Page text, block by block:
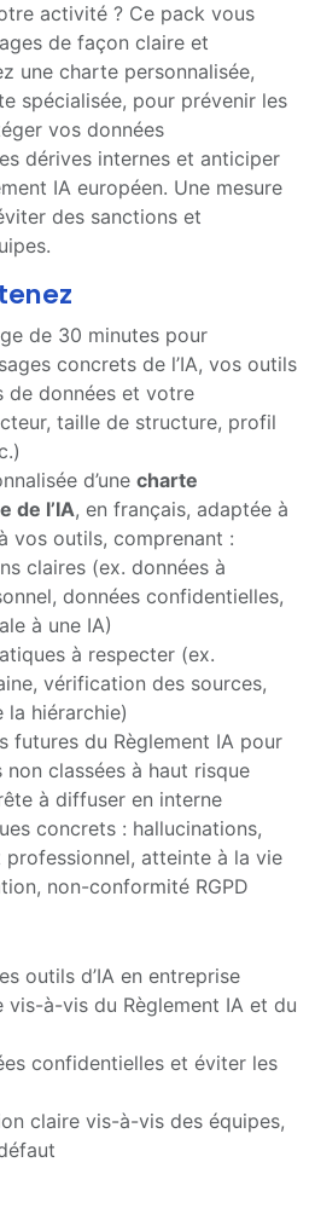
activité ? Ce pack vous
de façon claire et
une charte personnalisée,
spécialisée, pour prévenir les
vos données
dérives internes et anticiper
IA européen. Une mesure
des sanctions et
de 30 minutes pour
concrets de l’IA, vos outils
de données et votre
taille de structure, profil
d’une charte
de l’IA, en français, adaptée à
vos outils, comprenant :
claires (ex. données à
données confidentielles,
à une IA)
à respecter (ex.
vérification des sources,
la hiérarchie)
futures du Règlement IA pour
non classées à haut risque
à diffuser en interne
concrets : hallucinations,
atteinte à la vie
non-conformité RGPD
outils d’IA en entreprise
vis-à-vis du Règlement IA et du
confidentielles et éviter les
claire vis-à-vis des équipes,